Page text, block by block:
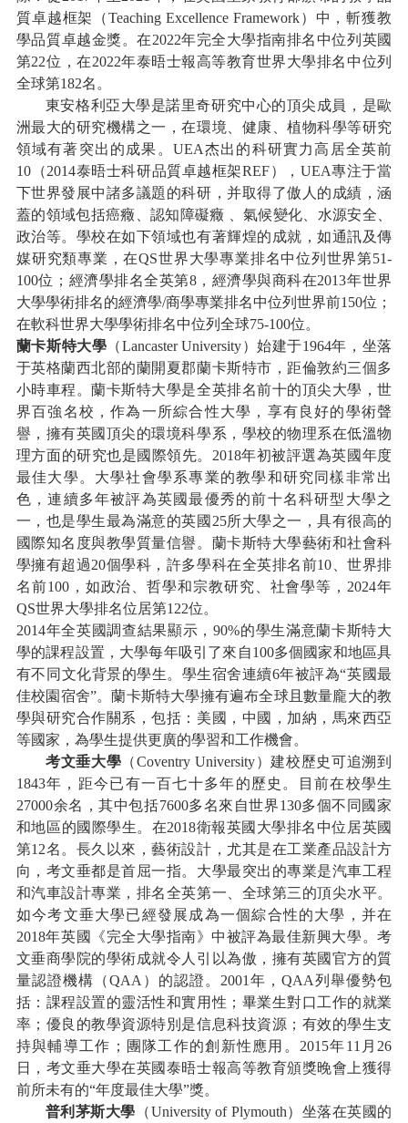
質卓越框架（Teaching Excellence Framework）中，斬獲教
學品質卓越金獎。在2022年完全大學指南排名中位列英國
第22位，在2022年泰晤士報高等教育世界大學排名中位列
全球第182名。
東安格利亞大學是諾里奇研究中心的頂尖成員，是歐
洲最大的研究機構之一，在環境、健康、植物科學等研究
領域有著突出的成果。 UEA杰出的科研實力高居全英前
10（2014泰晤士科研品質卓越框架REF），UEA專注于當
下世界發展中諸多議題的科研，并取得了傲人的成績，涵
蓋的領域包括癌癥、認知障礙癥 、氣候變化、水源安全、
政治等。學校在如下領域也有著輝煌的成就，如通訊及傳
媒研究類專業，在QS世界大學專業排名中位列世界第51-
100位；經濟學排名全英第8，經濟學與商科在2013年世界
大學學術排名的經濟學/商學專業排名中位列世界前150位；
在軟科世界大學學術排名中位列全球75-100位。
蘭卡斯特大學 （Lancaster University）始建于1964年，坐落
于英格蘭西北部的蘭開夏郡蘭卡斯特市，距倫敦約三個多
小時車程。蘭卡斯特大學是全英排名前十的頂尖大學，世
界百強名校，作為一所綜合性大學，享有良好的學術聲
譽，擁有英國頂尖的環境科學系，學校的物理系在低溫物
理方面的研究也是國際領先。2018年初被評選為英國年度
最佳大學。大學社會學系專業的教學和研究同樣非常出
色，連續多年被評為英國最優秀的前十名科研型大學之
一，也是學生最為滿意的英國25所大學之一，具有很高的
國際知名度與教學質量信譽。蘭卡斯特大學藝術和社會科
學擁有超過20個學科，許多學科在全英排名前10、世界排
名前100，如政治、哲學和宗教研究、社會學等，2024年
QS世界大學排名位居第122位。
2014年全英國調查結果顯示，90%的學生滿意蘭卡斯特大
學的課程設置，大學每年吸引了來自100多個國家和地區具
有不同文化背景的學生。學生宿舍連續6年被評為“英國最
佳校園宿舍”。蘭卡斯特大學擁有遍布全球且數量龐大的教
學與研究合作關系，包括：美國，中國，加納，馬來西亞
等國家，為學生提供更廣的學習和工作機會。
考文垂大學 （Coventry University）建校歷史可追溯到
1843年，距今已有一百七十多年的歷史。目前在校學生
27000余名，其中包括7600多名來自世界130多個不同國家
和地區的國際學生。在2018衛報英國大學排名中位居英國
第12名。長久以來，藝術設計，尤其是在工業產品設計方
向，考文垂都是首屈一指。大學最突出的專業是汽車工程
和汽車設計專業，排名全英第一、全球第三的頂尖水平。
如今考文垂大學已經發展成為一個綜合性的大學，并在
2018年英國《完全大學指南》中被評為最佳新興大學。考
文垂商學院的學術成就令人引以為傲，擁有英國官方的質
量認證機構（QAA）的認證。2001年，QAA列舉優勢包
括：課程設置的靈活性和實用性；畢業生對口工作的就業
率；優良的教學資源特別是信息科技資源；有效的學生支
持與輔導工作；團隊工作的創新性應用。2015年11月26
日，考文垂大學在英國泰晤士報高等教育頒獎晚會上獲得
前所未有的“年度最佳大學”獎。
普利茅斯大學 （University of Plymouth）坐落在英國的